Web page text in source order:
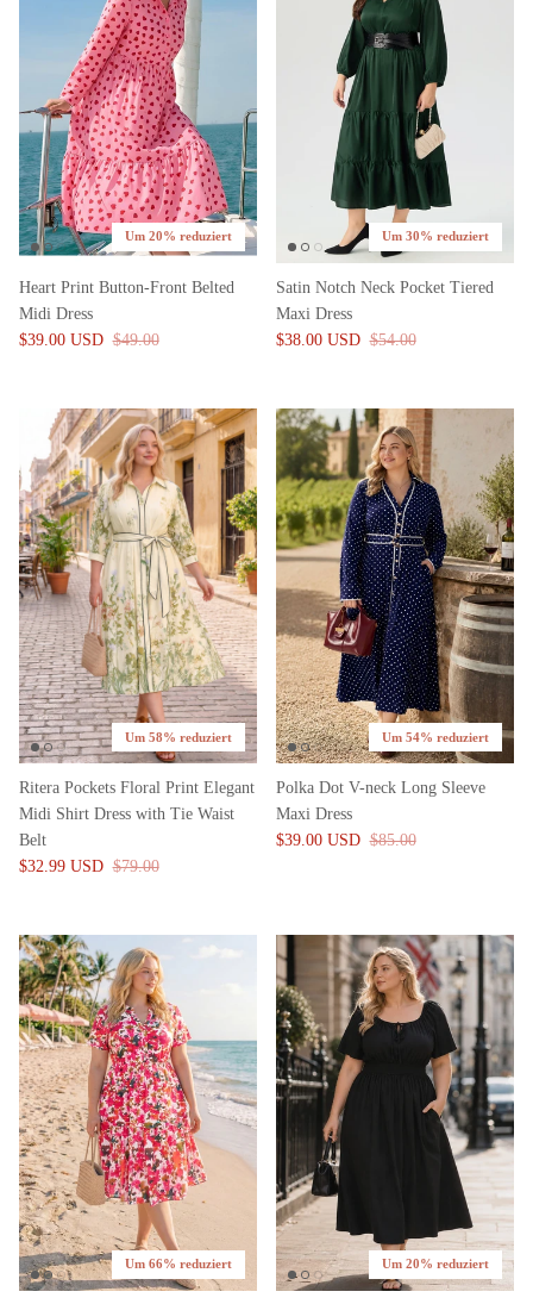
Um 20% reduziert
Heart Print Button-Front Belted
Midi Dress
$39.00 USD $49.00
Um 30% reduziert
Satin Notch Neck Pocket Tiered
Maxi Dress
$38.00 USD $54.00
Um 58% reduziert
Ritera Pockets Floral Print Elegant
Midi Shirt Dress with Tie Waist
Belt
$32.99 USD $79.00
Um 54% reduziert
Polka Dot V-neck Long Sleeve
Maxi Dress
$39.00 USD $85.00
Um 66% reduziert Um 20% reduziert